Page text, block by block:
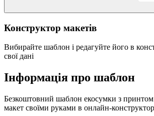
Конструктор макетів
Вибирайте шаблон і редагуйте його в
свої дані
Інформація про шаблон
Безкоштовний шаблон екосумки з принтом
макет своїми руками в онлайн-